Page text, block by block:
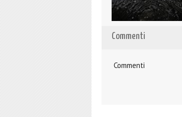
Commenti
Commenti